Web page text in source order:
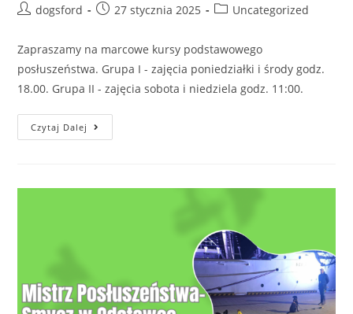
Postdogsford
Post27 stycznia 2025
PostUncategorized
Zapraszamy na marcowe kursy podstawowego
posłuszeństwa. Grupa I - zajęcia poniedziałki i środy godz.
18.00. Grupa II - zajęcia sobota i niedziela godz. 11:00.
Czytaj Dalej Podstawowy
Kurs